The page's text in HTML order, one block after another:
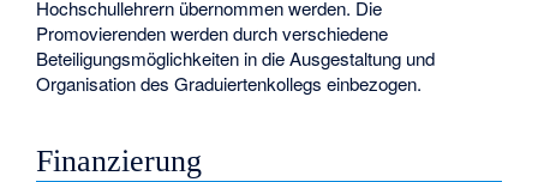
Hochschullehrern übernommen werden. Die
Promovierenden werden durch verschiedene
Beteiligungsmöglichkeiten in die Ausgestaltung und
Organisation des Graduiertenkollegs einbezogen.
Finanzierung